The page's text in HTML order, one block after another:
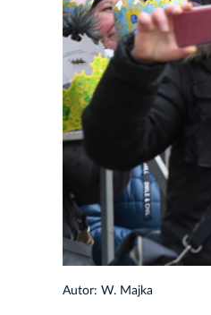
Autor: W. Majka